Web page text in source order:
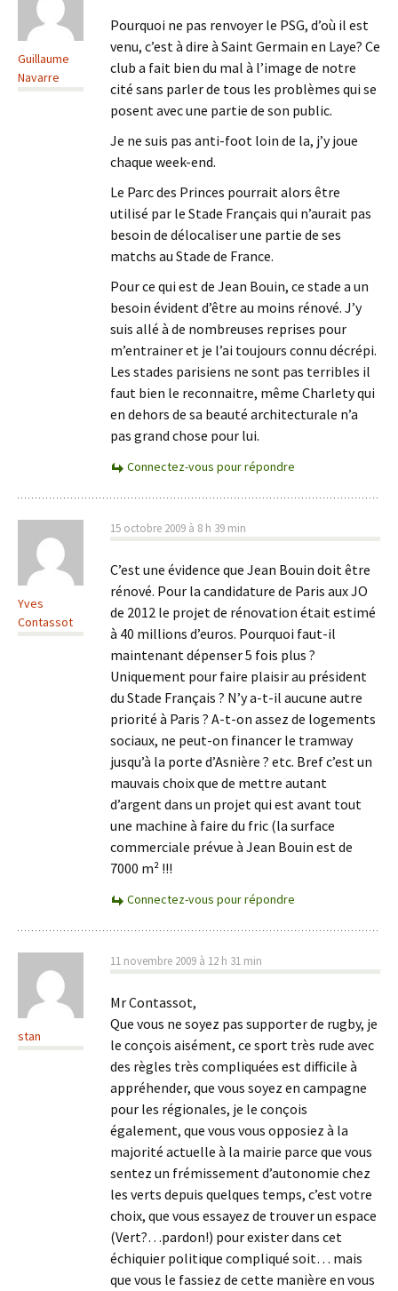
Guillaume
Navarre
Pourquoi ne pas renvoyer le PSG, d’où il est
venu, c’est à dire à Saint Germain en Laye? Ce
club a fait bien du mal à l’image de notre
cité sans parler de tous les problèmes qui se
posent avec une partie de son public.
Je ne suis pas anti-foot loin de la, j’y joue
chaque week-end.
Le Parc des Princes pourrait alors être
utilisé par le Stade Français qui n’aurait pas
besoin de délocaliser une partie de ses
matchs au Stade de France.
Pour ce qui est de Jean Bouin, ce stade a un
besoin évident d’être au moins rénové. J’y
suis allé à de nombreuses reprises pour
m’entrainer et je l’ai toujours connu décrépi.
Les stades parisiens ne sont pas terribles il
faut bien le reconnaitre, même Charlety qui
en dehors de sa beauté architecturale n’a
pas grand chose pour lui.
Connectez-vous pour répondre
Yves
Contassot
15 octobre 2009 à 8 h 39 min
C’est une évidence que Jean Bouin doit être
rénové. Pour la candidature de Paris aux JO
de 2012 le projet de rénovation était estimé
à 40 millions d’euros. Pourquoi faut-il
maintenant dépenser 5 fois plus ?
Uniquement pour faire plaisir au président
du Stade Français ? N’y a-t-il aucune autre
priorité à Paris ? A-t-on assez de logements
sociaux, ne peut-on financer le tramway
jusqu’à la porte d’Asnière ? etc. Bref c’est un
mauvais choix que de mettre autant
d’argent dans un projet qui est avant tout
une machine à faire du fric (la surface
commerciale prévue à Jean Bouin est de
7000 m² !!!
Connectez-vous pour répondre
stan
11 novembre 2009 à 12 h 31 min
Mr Contassot,
Que vous ne soyez pas supporter de rugby, je
le conçois aisément, ce sport très rude avec
des règles très compliquées est difficile à
appréhender, que vous soyez en campagne
pour les régionales, je le conçois
également, que vous vous opposiez à la
majorité actuelle à la mairie parce que vous
sentez un frémissement d’autonomie chez
les verts depuis quelques temps, c’est votre
choix, que vous essayez de trouver un espace
(Vert?…pardon!) pour exister dans cet
échiquier politique compliqué soit… mais
que vous le fassiez de cette manière en vous